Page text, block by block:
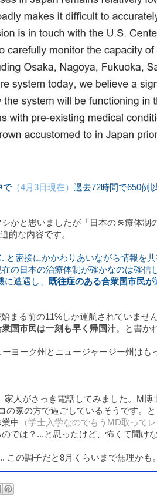
で （4月3日現在） 過去72時間で650例
かと思いましたが「日本の医療体制
的な内容です。
密接にかかわりあいながら情報を
の日本の治療体制が確かなのは確信
遭遇し、
既往症のある合衆国市民
まる前の11%しか運航されていません
衆国市民は一刻も早く帰国汁。と書か
ヨーク州とニュージャージー州はも
人がさっき電話してみました。M
の家の方で過ごしているそうです。
中
（学士入学なのでもうMD取ってレ
では？...と思ったけど、怖くて聞けな
の調子だと8月くらいまで無理かも。